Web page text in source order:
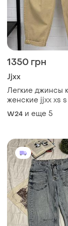
1350 грн
Jjxx
Легкие джинсы
женские jjxx xs
бежевые
(12345830-32)
W24 и еще 5